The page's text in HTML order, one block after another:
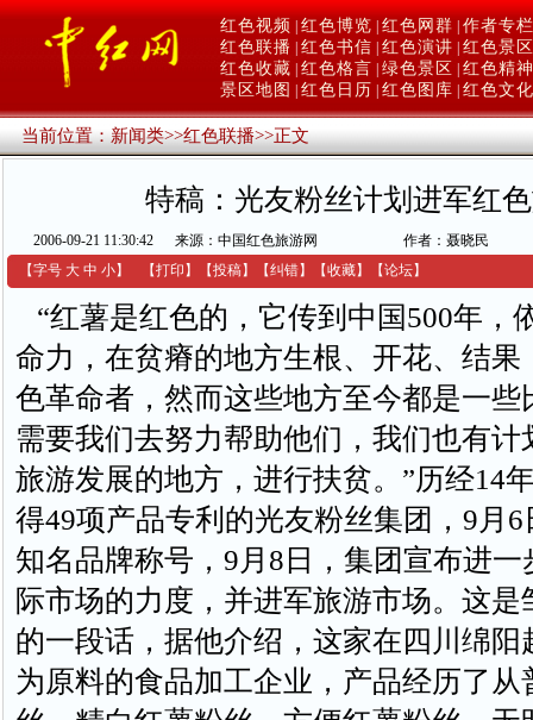
红色视频 红色博览 红色网群 作者专栏
红色联播 红色书信 红色演讲 红色景区
红色收藏 红色格言 绿色景区
红色精神
景区地图
红色日历 红色图库 红色文化
当前位置：新闻类>>红色联播>>正文
特稿：光友粉丝计划进军红
2006-09-21 11:30:42 来源：中国红色旅游网
作者：聂晓民
【字号 大 中 小】 【打印 】 【投稿】 【纠错】 【收藏】 【论坛】
“红薯是红色的，它传到中国500年，
命力，在贫瘠的地方生根、开花、结果
色革命者，然而这些地方至今都是一些
需要我们去努力帮助他们，我们也有计
旅游发展的地方，进行扶贫。”历经14
得49项产品专利的光友粉丝集团， 9月 6
知名品牌称号， 9月 8 日 ，集团宣布进
际市场的力度，并进军旅游市场。这是
的一段话，据他介绍，这家在四川绵阳
为原料的食品加工企业，产品经历了从